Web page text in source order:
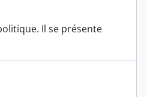
Il se présente